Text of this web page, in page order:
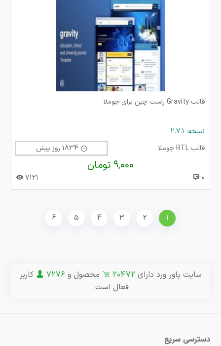
قالب Gravity راست چین برای جوملا
نسخه: 2.7.1
قالب RTL جوملا
1834 روز پیش
9,000 تومان
0
7121
1
2
3
4
5
6
سایت پاور ورد دارای 20472 محصول و7276
کاربر
فعال است.
دسترسی سریع